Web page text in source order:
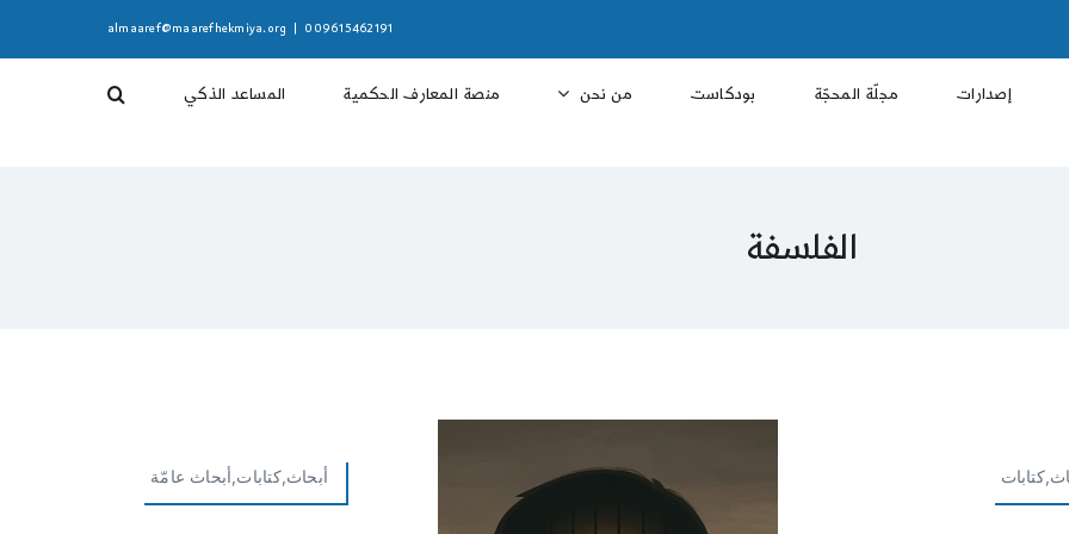
009615462191
almaaref@maarefhekmiya.org
إصدارات مجلّة المحجّة بودكاست من نحن منصة المعارف الحكمية المساعد الذكي
الفلسفة
أبحاث,كتابات,أبحاث عامّة